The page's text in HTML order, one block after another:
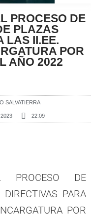
PROCESO DE
PLAZAS
LAS II.EE.
POR
AÑO 2022
SALVATIERRA
22:09
PROCESO DE
PARA
POR